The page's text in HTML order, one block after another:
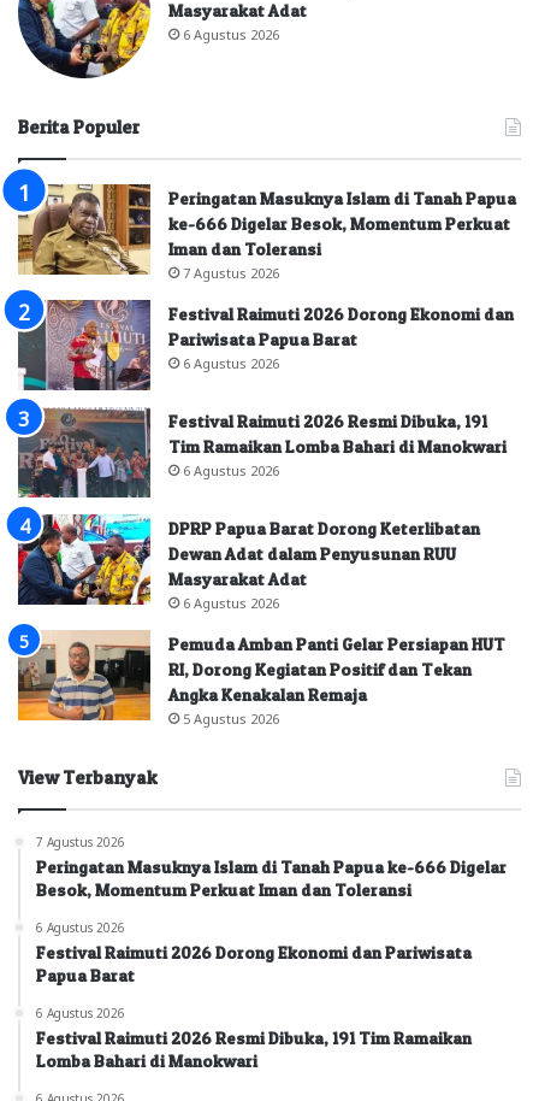
Masyarakat Adat
6 Agustus 2026
Berita Populer
Peringatan Masuknya Islam di Tanah Papua
ke-666 Digelar Besok, Momentum Perkuat
Iman dan Toleransi
7 Agustus 2026
Festival Raimuti 2026 Dorong Ekonomi dan
Pariwisata Papua Barat
6 Agustus 2026
Festival Raimuti 2026 Resmi Dibuka, 191
Tim Ramaikan Lomba Bahari di Manokwari
6 Agustus 2026
DPRP Papua Barat Dorong Keterlibatan
Dewan Adat dalam Penyusunan RUU
Masyarakat Adat
6 Agustus 2026
Pemuda Amban Panti Gelar Persiapan HUT
RI, Dorong Kegiatan Positif dan Tekan
Angka Kenakalan Remaja
5 Agustus 2026
View Terbanyak
7 Agustus 2026
Peringatan Masuknya Islam di Tanah Papua ke-666 Digelar
Besok, Momentum Perkuat Iman dan Toleransi
6 Agustus 2026
Festival Raimuti 2026 Dorong Ekonomi dan Pariwisata
Papua Barat
6 Agustus 2026
Festival Raimuti 2026 Resmi Dibuka, 191 Tim Ramaikan
Lomba Bahari di Manokwari
6 Agustus 2026